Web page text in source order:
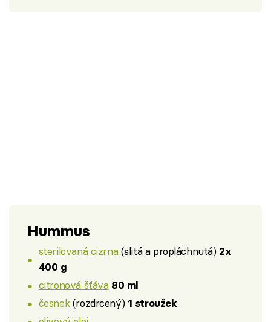
Hummus
sterilovaná cizrna(slitá a propláchnutá) 2x
400 g
citronová šťáva 80 ml
česnek(rozdrcený) 1 stroužek